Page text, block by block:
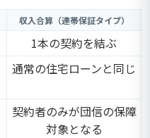
収入合算（連帯保証タイプ）
1本の契約を結ぶ
通常の住宅ローンと同じ
契約者のみが団信の保障
対象となる